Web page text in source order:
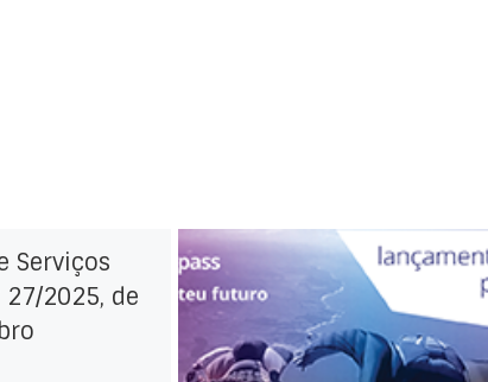
Serviços
2025, de